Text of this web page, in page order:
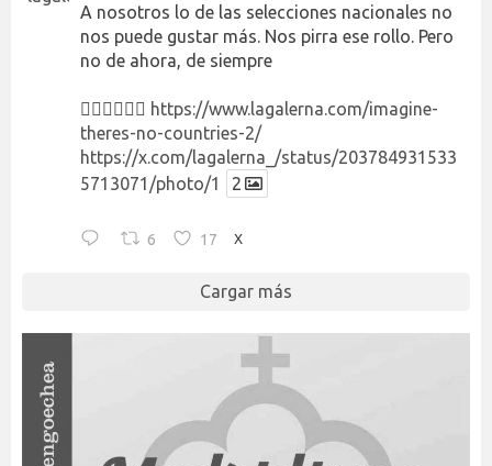
A nosotros lo de las selecciones nacionales no
nos puede gustar más. Nos pirra ese rollo. Pero
no de ahora, de siempre
👉🏻👉🏻👉🏻 https://www.lagalerna.com/imagine-
theres-no-countries-2/
https://x.com/lagalerna_/status/203784931533
5713071/photo/1
2
6 17 X
Cargar más